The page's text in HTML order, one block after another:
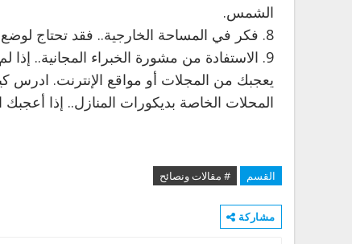
الشمس.
8. فكر في المساحة الخارجية.. فقد تحتاج لوضع أمور جمالية عند المدخل كالنباتات أو المنحوتات.
9. الاستفادة من مشورة الخبراء المجانية..
يعجبك من المجلات أو مواقع الإنترنت. ادرس
المحلات الخاصة بديكورات المنازل.. إذا
القسم # مقالات ونصائح
مشاركة